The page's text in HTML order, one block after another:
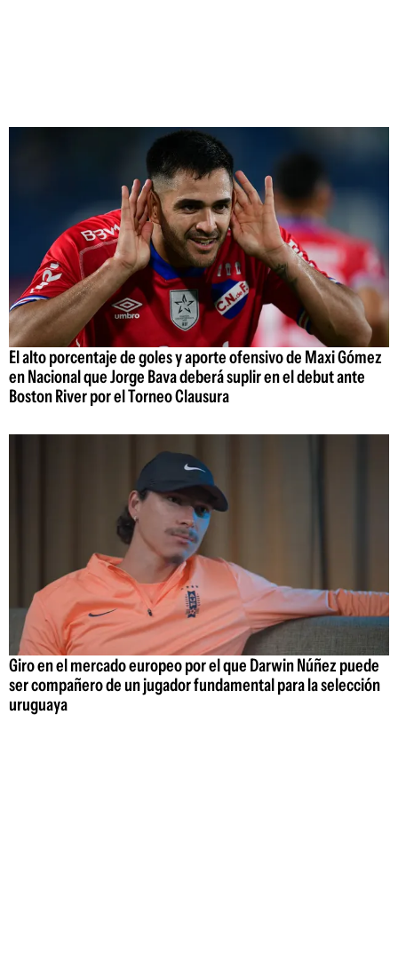
El alto porcentaje de goles y aporte ofensivo de Maxi Gómez
en Nacional que Jorge Bava deberá suplir en el debut ante
Boston River por el Torneo Clausura
Giro en el mercado europeo por el que Darwin Núñez puede
ser compañero de un jugador fundamental para la selección
uruguaya